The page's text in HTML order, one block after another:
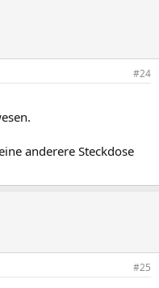
#24
anderere Steckdose
#25